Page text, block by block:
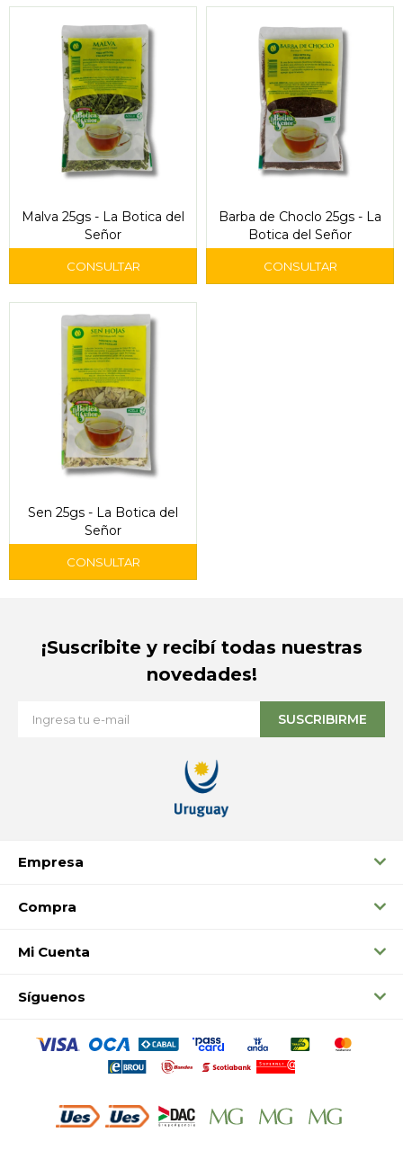
Malva 25gs - La Botica del
Señor
Barba de Choclo 25gs - La
Botica del Señor
Sen 25gs - La Botica del
Señor
Empresa
Compra
Mi Cuenta
Síguenos
¡Suscribite y recibí todas nuestras
novedades!
SUSCRIBIRME